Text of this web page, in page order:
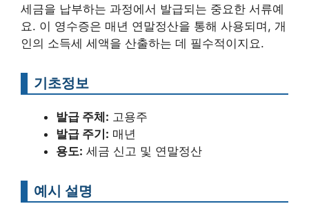
세금을 납부하는 과정에서 발급되는 중요한 서류예
요. 이 영수증은 매년 연말정산을 통해 사용되며, 개
인의 소득세 세액을 산출하는 데 필수적이지요.
기초정보
발급 주체: 고용주
발급 주기: 매년
용도: 세금 신고 및 연말정산
예시 설명